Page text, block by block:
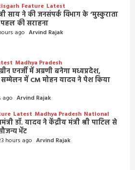
Feature Latest
साय ने की जनसंपर्क विभाग के ‘मुस्कुराता
की सराहना
ago Arvind Rajak
Madhya Pradesh
एनर्जी में अग्रणी बनेगा मध्यप्रदेश,
सम्मेलन में CM मोहन यादव ने पेश किया
ago Arvind Rajak
Latest Madhya Pradesh National
डॉ. यादव ने केंद्रीय मंत्री श्री पाटिल से
भेंट
hours ago Arvind Rajak